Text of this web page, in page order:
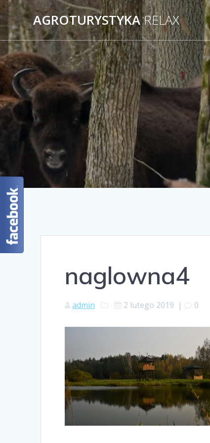
AGROTURYSTYKARELAX
naglowna4
admin 2 lutego 2019 | 0